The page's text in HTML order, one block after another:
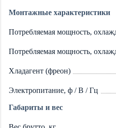
Монтажные характеристики
Потребляемая мощность,
Потребляемая мощность,
Хладагент (фреон)
Электропитание, ф / В / Гц
Габариты и вес